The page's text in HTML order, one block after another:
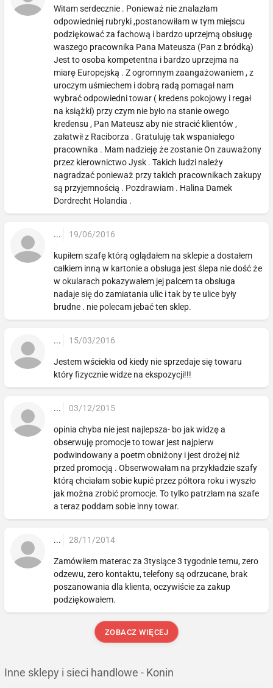
Witam serdecznie . Ponieważ nie znalazłam
odpowiedniej rubryki ,postanowiłam w tym miejscu
podziękować za fachową i bardzo uprzejmą obsługę
waszego pracownika Pana Mateusza (Pan z bródką)
Jest to osoba kompetentna i bardzo uprzejma na
miarę Europejską . Z ogromnym zaangażowaniem , z
uroczym uśmiechem i dobrą radą pomagał nam
wybrać odpowiedni towar ( kredens pokojowy i regał
na książki) przy czym nie było na stanie owego
kredensu , Pan Mateusz aby nie stracić klientów ,
załatwił z Raciborza . Gratuluję tak wspaniałego
pracownika . Mam nadzieję że zostanie On zauważony
przez kierownictwo Jysk . Takich ludzi należy
nagradzać ponieważ przy takich pracownikach zakupy
są przyjemnością . Pozdrawiam . Halina Damek
Dordrecht Holandia .
... 19/06/2016
kupiłem szafę którą oglądałem na sklepie a dostałem
całkiem inną w kartonie a obsługa jest ślepa nie dość że
w okularach pokazywałem jej palcem ta obsługa
nadaje się do zamiatania ulic i tak by te ulice były
brudne . nie polecam jebać ten sklep.
... 15/03/2016
Jestem wściekła od kiedy nie sprzedaje się towaru
który fizycznie widze na ekspozycji!!!
... 03/12/2015
opinia chyba nie jest najlepsza- bo jak widzę a
obserwuję promocje to towar jest najpierw
podwindowany a poetm obniżony i jest drożej niż
przed promocją . Obserwowałam na przykładzie szafy
którą chciałam sobie kupić przez półtora roku i wyszło
jak można zrobić promocje. To tylko patrzłam na szafe
a teraz poddam sobie inny towar.
... 28/11/2014
Zamówiłem materac za 3tysiące 3 tygodnie temu, zero
odzewu, zero kontaktu, telefony są odrzucane, brak
poszanowania dla klienta, oczywiście za zakup
podziękowałem.
ZOBACZ WIĘCEJ
Inne sklepy i sieci handlowe - Konin